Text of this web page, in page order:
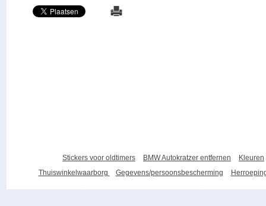
Stickers voor oldtimers BMW Autokratzer entfernen
Kleuren
Thuiswinkelwaarborg
Gegevens/persoonsbescherming